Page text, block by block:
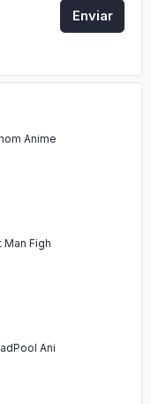
Enviar
Anime
Man Figh
Ani